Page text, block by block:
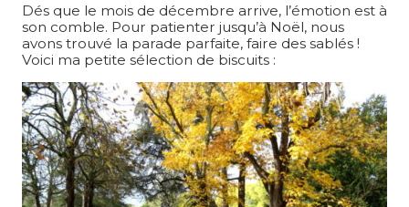
Dés que le mois de décembre arrive, l’émotion est à
son comble. Pour patienter jusqu’à Noël, nous
avons trouvé la parade parfaite, faire des sablés !
Voici ma petite sélection de biscuits :